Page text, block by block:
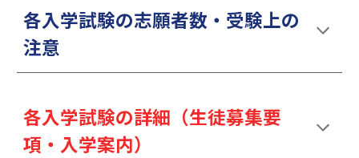
各入学試験の志願者数・受験上の
注意
各入学試験の詳細（生徒募集要
項・入学案内）